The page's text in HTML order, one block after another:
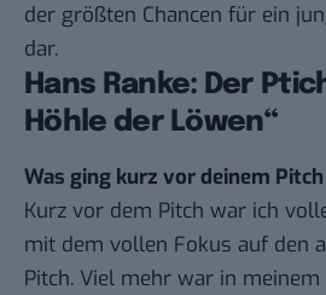
der größten Chancen für ein
dar.
Hans Ranke: Der
Höhle der Löwen“
Was ging kurz vor deinem
Kurz vor dem Pitch war ich
mit dem vollen Fokus auf den
Pitch. Viel mehr war in